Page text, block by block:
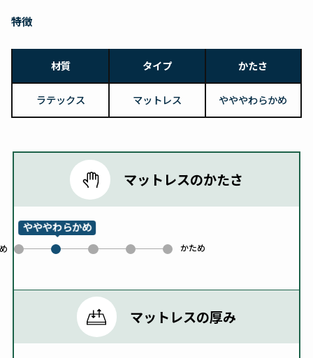
特徴
材質 タイプ かたさ
ラテックス マットレス やややわらかめ
マットレスのかたさ
0
1
やややわらかめ
2 3 かため
4
マットレスの厚み